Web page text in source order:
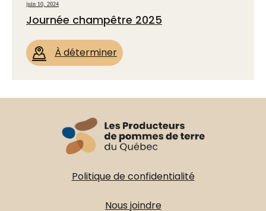
juin 10, 2024
Journée champêtre 2025
À déterminer
Politique de confidentialité
Nous joindre